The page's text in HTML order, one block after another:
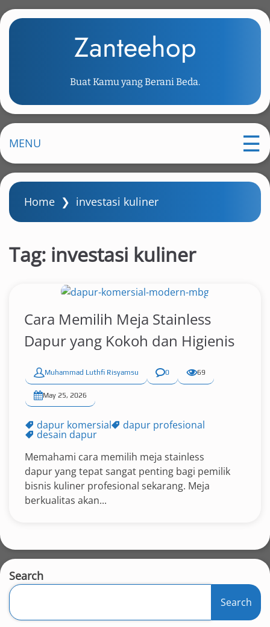
k
m
i
n
o
Zanteehop
Buat Kamu yang Berani Beda.
MENU
Home ❯ investasi kuliner
Tag: investasi kuliner
Cara Memilih Meja Stainless
Dapur yang Kokoh dan Higienis
Muhammad Luthfi Risyamsu 0 69
May 25, 2026
dapur komersial dapur profesional
desain dapur
Memahami cara memilih meja stainless
dapur yang tepat sangat penting bagi pemilik
bisnis kuliner profesional sekarang. Meja
berkualitas akan...
Search
Search